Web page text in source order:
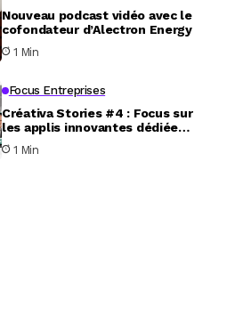
Nouveau podcast vidéo avec le
cofondateur d’Alectron Energy
1 Min
Focus Entreprises
Créativa Stories #4 : Focus sur
les applis innovantes dédiées
au service aux particuliers
1 Min